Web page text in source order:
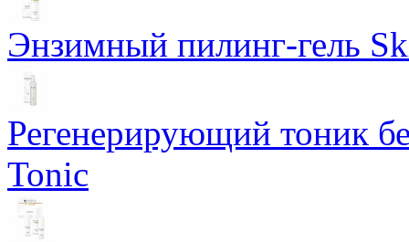
Энзимный пилинг-гель
Регенерирующий тоник
Tonic